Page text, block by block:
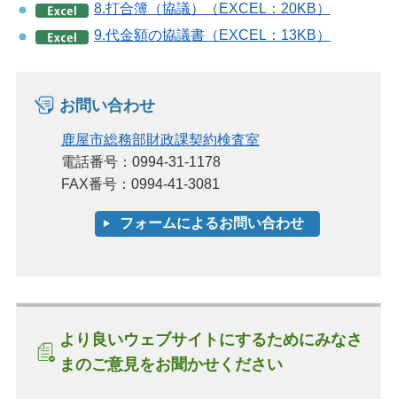
8.打合簿（協議）（EXCEL：20KB）
9.代金額の協議書（EXCEL：13KB）
お問い合わせ
鹿屋市総務部財政課契約検査室
電話番号：0994-31-1178
FAX番号：0994-41-3081
より良いウェブサイトにするためにみなさ
まのご意見をお聞かせください